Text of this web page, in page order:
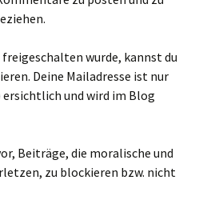
wurde, kannst du
Deine Mailadresse ist nur
und wird im Blog
Beiträge, die moralische und
zu blockieren bzw. nicht